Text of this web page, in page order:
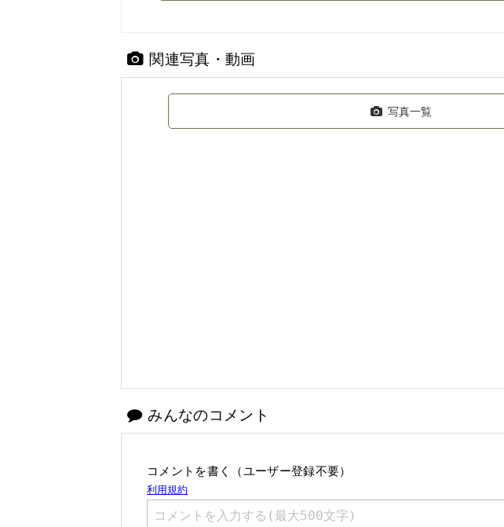
関連写真・動画
写真一覧
みんなのコメント
コメントを書く（ユーザー登録不要）